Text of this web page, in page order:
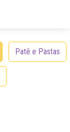
Patê e Pastas